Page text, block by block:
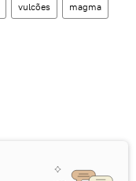
vulcões magma